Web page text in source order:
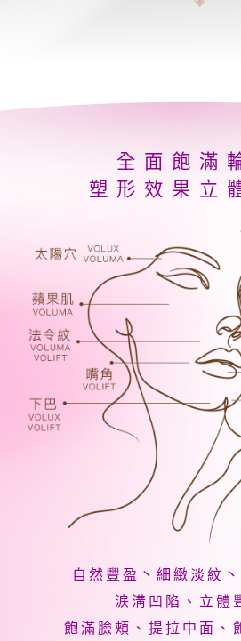
全面飽滿
塑形效果立
自然豐盈丶細緻淡紋
涙溝凹陷、立體
飽滿臉頰、提 拉 中面、